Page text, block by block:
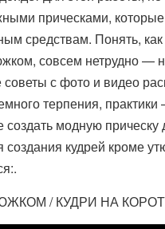
прическами,
средствам. Понять, как
совсем нетрудно —
с фото и видео
терпения,
создать модную прическу
создания кудрей кроме
/ КУДРИ НА